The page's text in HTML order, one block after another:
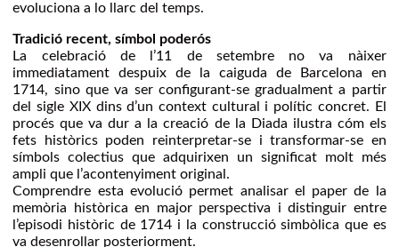
evoluciona a lo llarc del temps.
Tradició recent, símbol poderós
La celebració de l’11 de setembre no va nàixer
immediatament despuix de la caiguda de Barcelona en
1714, sino que va ser configurant-se gradualment a partir
del sigle XIX dins d’un context cultural i polític concret. El
procés que va dur a la creació de la Diada ilustra cóm els
fets històrics poden reinterpretar-se i transformar-se en
símbols colectius que adquirixen un significat molt més
ampli que l’acontenyiment original.
Comprendre esta evolució permet analisar el paper de la
memòria històrica en major perspectiva i distinguir entre
l’episodi històric de 1714 i la construcció simbòlica que es
va desenrollar posteriorment.